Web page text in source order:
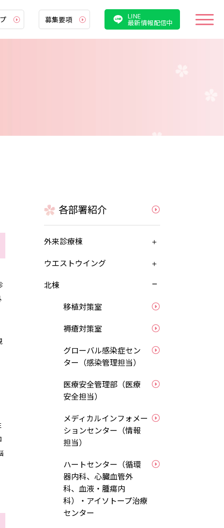
募集要項 LINE
最新情報配信中
就職説明会・病院見学会
ンターンシップ
ータで見る九大病院看護部
くある質問
バシーポリシー
各部署紹介
外来診療棟
ウエストウイング
北棟
移植対策室
褥瘡対策室
グローバル感染症セン
ター（感染管理担当）
医療安全管理部（医療
安全担当）
メディカルインフォメー
ションセンター（情報
担当）
ハートセンター（循環
器内科、心臓血管外
科、血液・腫瘍内
科）・アイソトープ治療
センター